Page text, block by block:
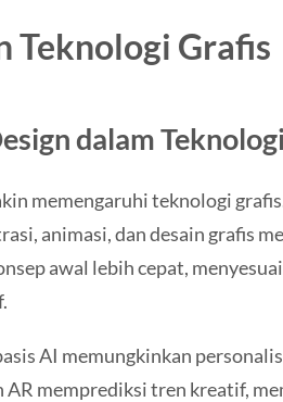
Teknologi Grafis
dalam
memengaruhi teknologi
animasi, dan desain grafis
awal lebih cepat,
AI memungkinkan
AR memprediksi tren kreatif,